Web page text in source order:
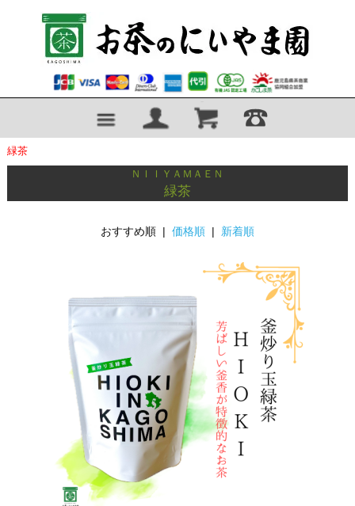
緑茶
ＮＩＩＹＡＭＡＥＮ
緑茶
おすすめ順 | 価格順| 新着順